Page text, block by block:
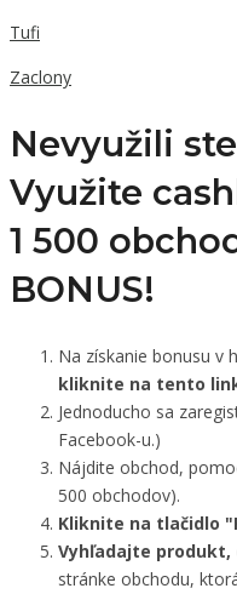
Tufi
Zaclony
Nevyužili
Využite
1 500
BONUS!
Na získanie bonusu v
kliknite na tento
Jednoducho sa
Facebook-u.)
Nájdite obchod,
500 obchodov).
Kliknite na tlačidlo
Vyhľadajte
stránke obchodu,